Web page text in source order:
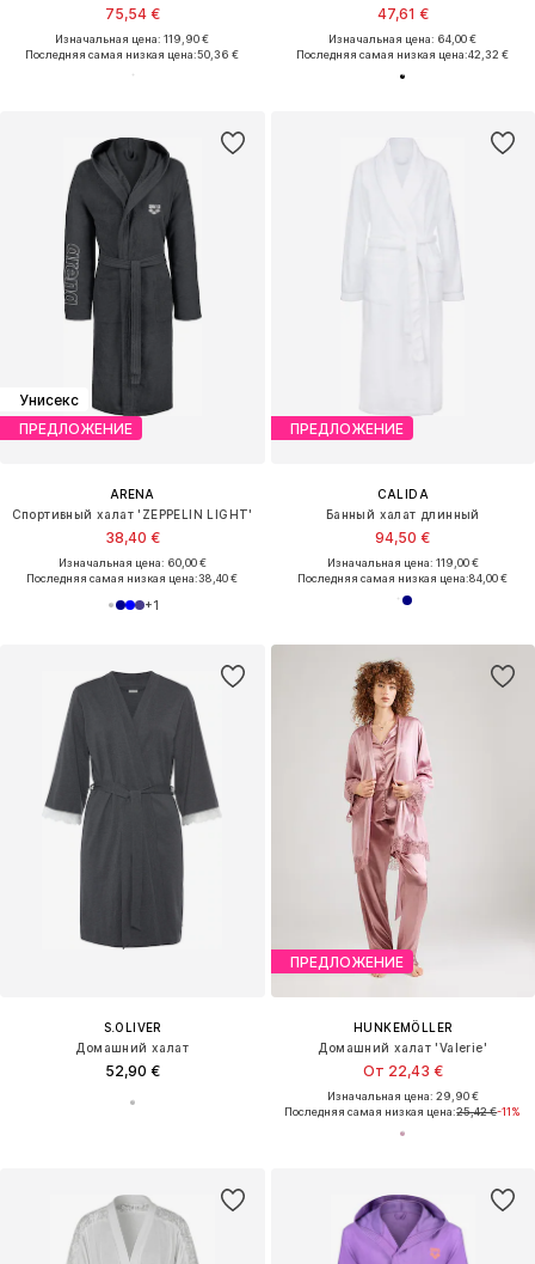
75,54 €
Изначальная цена: 119,90 €
Последняя самая низкая цена:50,36 €
47,61 €
Изначальная цена: 64,00 €
Последняя самая низкая цена:42,32 €
Унисекс
ПРЕДЛОЖЕНИЕ
ARENA
Спортивный халат 'ZEPPELIN LIGHT'
38,40 €
Изначальная цена: 60,00 €
Последняя самая низкая цена:38,40 €
+1
ПРЕДЛОЖЕНИЕ
CALIDA
Банный халат длинный
94,50 €
Изначальная цена: 119,00 €
Последняя самая низкая цена:84,00 €
S.OLIVER
Домашний халат
52,90 €
ПРЕДЛОЖЕНИЕ
HUNKEMÖLLER
Домашний халат 'Valerie'
От 22,43 €
Изначальная цена: 29,90 €
Последняя самая низкая цена:25,42 €-11%